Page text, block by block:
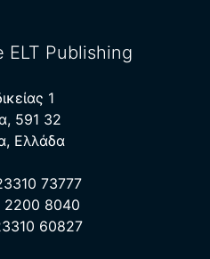
ELT Publishing
1
591 32
Ελλάδα
73777
2200 8040
60827